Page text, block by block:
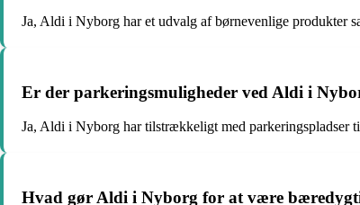
Ja, Aldi i Nyborg har et udvalg af børnevenlige produkter
Er der parkeringsmuligheder ved Aldi i
Ja, Aldi i Nyborg har tilstrækkeligt med parkeringspladser
Hvad gør Aldi i Nyborg for at være